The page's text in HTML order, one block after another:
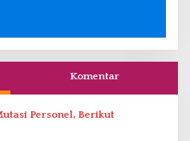
Komentar
Personel, Berikut